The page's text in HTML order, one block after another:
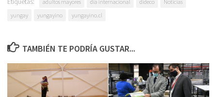
adultos mayores día internacional dideco
Noticias
yungay
yungayino yungayino.cl
TAMBIÉN TE PODRÍA GUSTAR...